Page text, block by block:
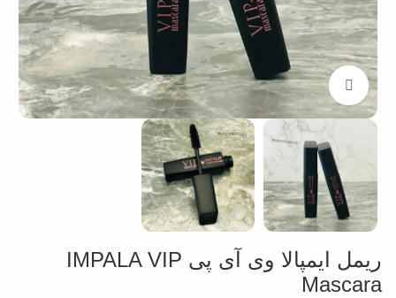
بزرگنمایی تصویر
ریمل ایمپالا وی آی پی IMPALA VIP
Mascara